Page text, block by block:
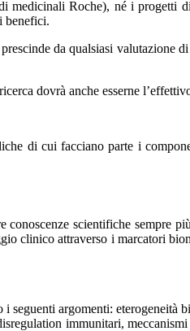
Roche), né i progetti
benefici.
da qualsiasi
dovrà anche esserne
di cui facciano parte i
conoscenze scientifiche
clinico attraverso i marcatori
seguenti argomenti:
immunitari,